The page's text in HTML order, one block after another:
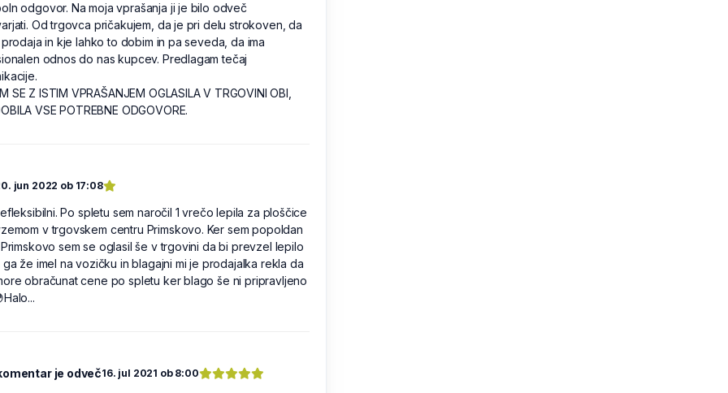
odgovor. Na moja vprašanja ji je bilo odveč
Od trgovca pričakujem, da je pri delu strokoven, da
in kje lahko to dobim in pa seveda, da ima
odnos do nas kupcev. Predlagam tečaj
SE Z ISTIM VPRAŠANJEM OGLASILA V TRGOVINI OBI,
VSE POTREBNE ODGOVORE.
jun 2022 ob 17:08
Po spletu sem naročil 1 vrečo lepila za ploščice
v trgovskem centru Primskovo. Ker sem popoldan
sem se oglasil še v trgovini da bi prevzel lepilo
ga že imel na vozičku in blagajni mi je prodajalka rekla da
obračunat cene po spletu ker blago še ni pripravljeno
je odveč16. jul 2021 ob 8:00